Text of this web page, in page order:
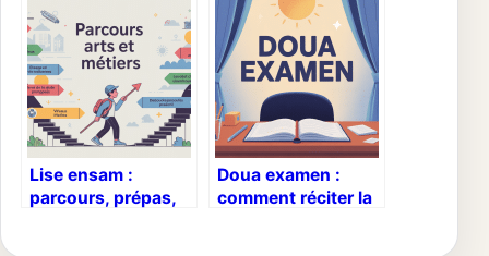
formation de psb
paris school of
business
concrets
Lise ensam :
parcours, prépas,
Doua examen :
comment réciter la